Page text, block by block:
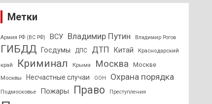
Метки
Армия РФ (ВС РФ) ВСУ Владимир Путин Владимир Рогов
ГИБДД Госдумы ДПС ДТП Китай Краснодарский
край Криминал Крыма Москва Москве
Москвы Несчастные случаи ООН Охрана порядка
Подмосковье Пожары Право Преступления